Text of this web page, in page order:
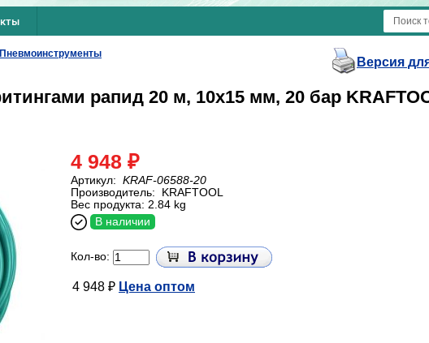
Пневмоинструменты
Версия
рапид 20 м, 10х15 мм, 20 бар
4 948 ₽
Артикул: KRAF-06588-20
Производитель:
KRAFTOOL
Вес продукта: 2.84 kg
В наличии
Кол-во:
4 948 ₽ Цена оптом